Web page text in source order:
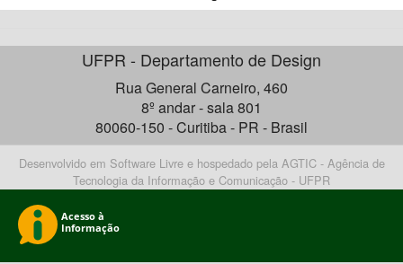
UFPR - Departamento de Design
Rua General Carneiro, 460
8º andar - sala 801
80060-150 - Curitiba - PR - Brasil
Desenvolvido em Software Livre e hospedado pela AGTIC - Agência de
Tecnologia da Informação e Comunicação - UFPR